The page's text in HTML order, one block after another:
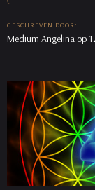
GESCHREVEN DOOR:
Medium Angelina op